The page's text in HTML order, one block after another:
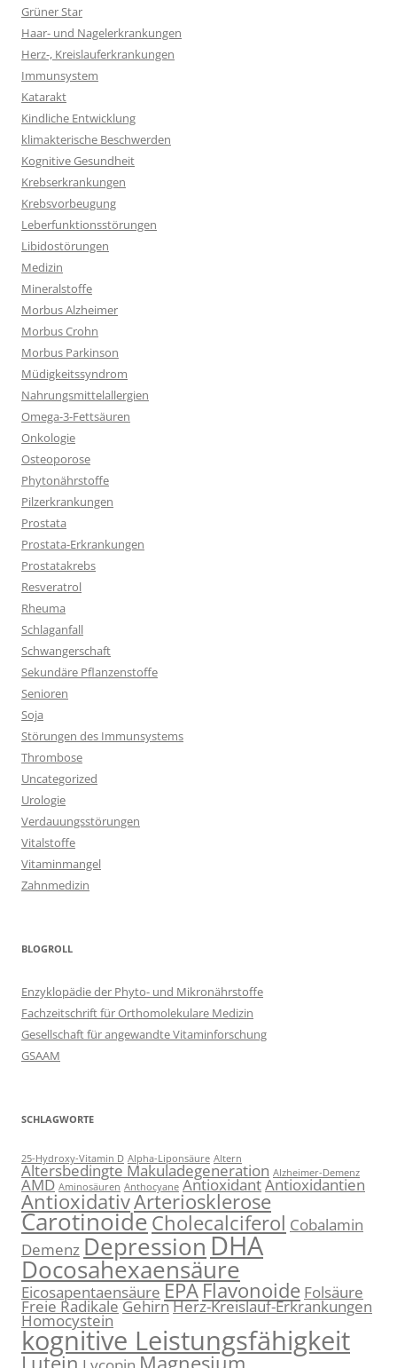
Grüner Star
Haar- und Nagelerkrankungen
Herz-, Kreislauferkrankungen
Immunsystem
Katarakt
Kindliche Entwicklung
klimakterische Beschwerden
Kognitive Gesundheit
Krebserkrankungen
Krebsvorbeugung
Leberfunktionsstörungen
Libidostörungen
Medizin
Mineralstoffe
Morbus Alzheimer
Morbus Crohn
Morbus Parkinson
Müdigkeitssyndrom
Nahrungsmittelallergien
Omega-3-Fettsäuren
Onkologie
Osteoporose
Phytonährstoffe
Pilzerkrankungen
Prostata
Prostata-Erkrankungen
Prostatakrebs
Resveratrol
Rheuma
Schlaganfall
Schwangerschaft
Sekundäre Pflanzenstoffe
Senioren
Soja
Störungen des Immunsystems
Thrombose
Uncategorized
Urologie
Verdauungsstörungen
Vitalstoffe
Vitaminmangel
Zahnmedizin
BLOGROLL
Enzyklopädie der Phyto- und Mikronährstoffe
Fachzeitschrift für Orthomolekulare Medizin
Gesellschaft für angewandte Vitaminforschung
GSAAM
SCHLAGWORTE
25-Hydroxy-Vitamin D Alpha-Liponsäure Altern
Altersbedingte Makuladegeneration Alzheimer-Demenz
AMD Aminosäuren Anthocyane AntioxidantAntioxidantien
AntioxidativArteriosklerose
CarotinoideCholecalciferol Cobalamin
Demenz DepressionDHA
Docosahexaensäure
Eicosapentaensäure EPAFlavonoide Folsäure
Freie RadikaleGehirnHerz-Kreislauf-Erkrankungen
Homocystein
kognitive Leistungsfähigkeit